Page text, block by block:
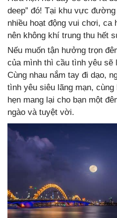
deep” đó! Tại khu vực
nhiều hoạt động vui chơi, ca
nên không khí trung thu hết
Nếu muốn tận hưởng trọn
của mình thì cầu tình yêu
Cùng nhau nắm tay đi dạo,
tình yêu siêu lãng mạn,
hẹn mang lại cho bạn một
ngào và tuyệt vời.